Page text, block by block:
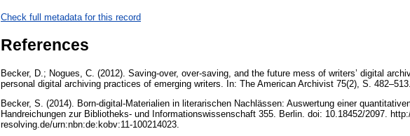
Check full metadata for this record
References
Becker, D.; Nogues, C. (2012). Saving-over, over-saving, and the future mess of writers’ digital
personal digital archiving practices of emerging writers. In: The American Archivist 75(2), S. 482–513.
Becker, S. (2014). Born-digital-Materialien in literarischen Nachlässen: Auswertung einer
Handreichungen zur Bibliotheks- und Informationswissenschaft 355. Berlin. doi: 10.18452/2097.
resolving.de/urn:nbn:de:kobv:11-100214023.